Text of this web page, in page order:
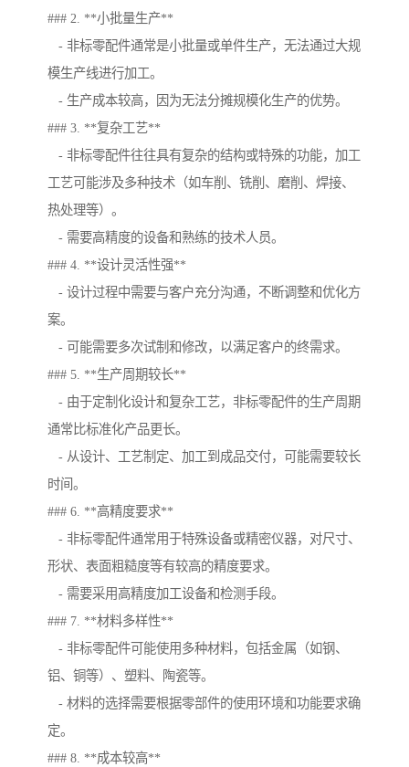
### 2. **小批量生产**
- 非标零配件通常是小批量或单件生产，无法通过大规
模生产线进行加工。
- 生产成本较高，因为无法分摊规模化生产的优势。
### 3. **复杂工艺**
- 非标零配件往往具有复杂的结构或特殊的功能，加工
工艺可能涉及多种技术（如车削、铣削、磨削、焊接、
热处理等）。
- 需要高精度的设备和熟练的技术人员。
### 4. **设计灵活性强**
- 设计过程中需要与客户充分沟通，不断调整和优化方
案。
- 可能需要多次试制和修改，以满足客户的终需求。
### 5. **生产周期较长**
- 由于定制化设计和复杂工艺，非标零配件的生产周期
通常比标准化产品更长。
- 从设计、工艺制定、加工到成品交付，可能需要较长
时间。
### 6. **高精度要求**
- 非标零配件通常用于特殊设备或精密仪器，对尺寸、
形状、表面粗糙度等有较高的精度要求。
- 需要采用高精度加工设备和检测手段。
### 7. **材料多样性**
- 非标零配件可能使用多种材料，包括金属（如钢、
铝、铜等）、塑料、陶瓷等。
- 材料的选择需要根据零部件的使用环境和功能要求确
定。
### 8. **成本较高**